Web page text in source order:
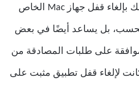
جهاز Mac الخاص بك بإلغاء قفل جهاز Mac الخاص
بل يساعد أيضًا في بعض
على طلبات المصادقة من
لإلغاء قفل تطبيق مثبت على